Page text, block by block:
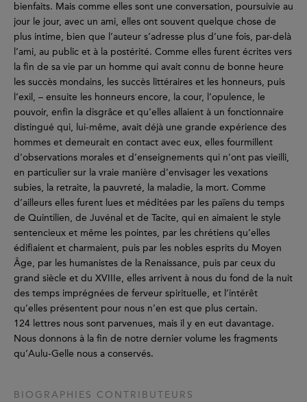
bienfaits. Mais comme elles sont une conversation, poursuivie au
jour le jour, avec un ami, elles ont souvent quelque chose de
plus intime, bien que l’auteur s’adresse plus d’une fois, par-delà
l’ami, au public et à la postérité. Comme elles furent écrites vers
la fin de sa vie par un homme qui avait connu de bonne heure
les succès mondains, les succès littéraires et les honneurs, puis
l’exil, – ensuite les honneurs encore, la cour, l’opulence, le
pouvoir, enfin la disgrâce et qu’elles allaient à un fonctionnaire
distingué qui, lui-même, avait déjà une grande expérience des
hommes et demeurait en contact avec eux, elles fourmillent
d’observations morales et d’enseignements qui n’ont pas vieilli,
en particulier sur la vraie manière d’envisager les vexations
subies, la retraite, la pauvreté, la maladie, la mort. Comme
d’ailleurs elles furent lues et méditées par les païens du temps
de Quintilien, de Juvénal et de Tacite, qui en aimaient le style
sentencieux et même les pointes, par les chrétiens qu’elles
édifiaient et charmaient, puis par les nobles esprits du Moyen
Âge, par les humanistes de la Renaissance, puis par ceux du
grand siècle et du XVIIIe, elles arrivent à nous du fond de la nuit
des temps imprégnées de ferveur spirituelle, et l’intérêt
qu’elles présentent pour nous n’en est que plus certain.
124 lettres nous sont parvenues, mais il y en eut davantage.
Nous donnons à la fin de notre dernier volume les fragments
qu’Aulu-Gelle nous a conservés.
BIOGRAPHIES CONTRIBUTEURS